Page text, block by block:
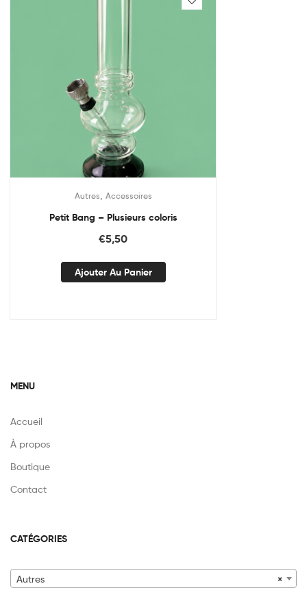
Autres Accessoires
Petit Bang – Plusieurs coloris
€5,50
Ajouter Au Panier
MENU
Accueil
À propos
Boutique
Contact
CATÉGORIES
×
Autres